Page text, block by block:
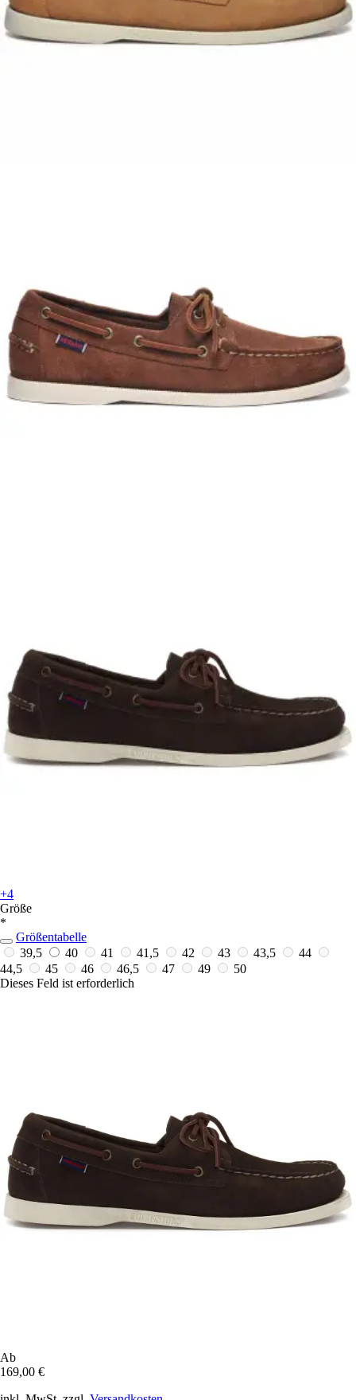
+4
Größe
*
Größentabelle
39,5
40 41 41,5 42 43 43,5
44
44,5
45 46 46,5 47 49
50
Dieses Feld ist erforderlich
Ab
169,00 €